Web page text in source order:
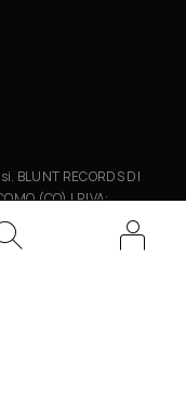
BLUNT RECORDS DI
(CO) | P.IVA: